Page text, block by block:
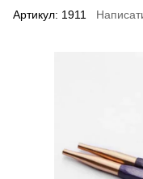
Артикул: 1911